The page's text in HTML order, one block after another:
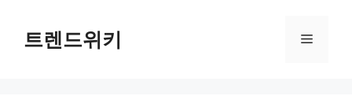
트렌드위키 메